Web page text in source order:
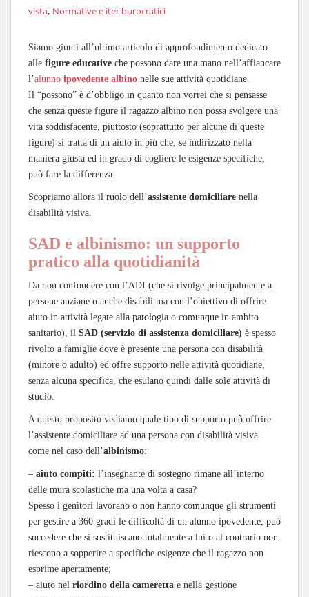
vista, Normative e iter burocratici
Siamo giunti all’ultimo articolo di approfondimento dedicato
alle figure educative che possono dare una mano nell’affiancare
l’alunno ipovedente albino nelle sue attività quotidiane.
Il “possono” è d’obbligo in quanto non vorrei che si pensasse
che senza queste figure il ragazzo albino non possa svolgere una
vita soddisfacente, piuttosto (soprattutto per alcune di queste
figure) si tratta di un aiuto in più che, se indirizzato nella
maniera giusta ed in grado di cogliere le esigenze specifiche,
può fare la differenza.
Scopriamo allora il ruolo dell’assistente domiciliare nella
disabilità visiva.
SAD e albinismo: un supporto
pratico alla quotidianità
Da non confondere con l’ADI (che si rivolge principalmente a
persone anziane o anche disabili ma con l’obiettivo di offrire
aiuto in attività legate alla patologia o comunque in ambito
sanitario), il SAD (servizio di assistenza domiciliare) è spesso
rivolto a famiglie dove è presente una persona con disabilità
(minore o adulto) ed offre supporto nelle attività quotidiane,
senza alcuna specifica, che esulano quindi dalle sole attività di
studio.
A questo proposito vediamo quale tipo di supporto può offrire
l’assistente domiciliare ad una persona con disabilità visiva
come nel caso dell’albinismo:
– aiuto compiti: l’insegnante di sostegno rimane all’interno
delle mura scolastiche ma una volta a casa?
Spesso i genitori lavorano o non hanno comunque gli strumenti
per gestire a 360 gradi le difficoltà di un alunno ipovedente, può
succedere che si sostituiscano totalmente a lui o al contrario non
riescono a sopperire a specifiche esigenze che il ragazzo non
esprime apertamente;
– aiuto nel riordino della cameretta e nella gestione